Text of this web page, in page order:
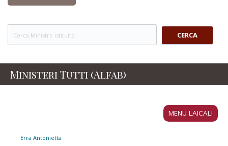
CERCA
Ministeri Tutti (Alfab)
MENU LAICALI
Erra Antonietta